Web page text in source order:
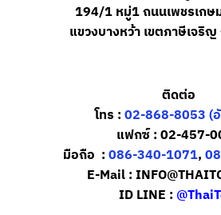
194/1 หมู่1 ถนนเพชรเก
แขวงบางหว้า เขตภาษีเจริ
ติดต่อ
โทร : 02-868-8053 (
แฟกซ์ : 02-457-
มือถือ : 086-340-1071,
E-Mail :
ID LINE :